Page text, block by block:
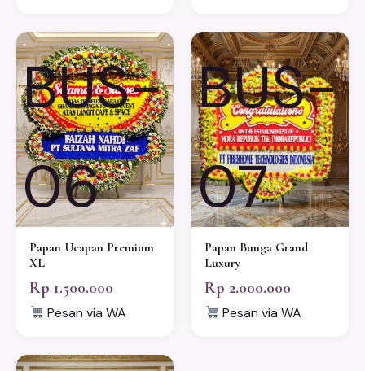
BUS-
06
Papan Ucapan Premium
XL
Rp 1.500.000
Pesan via WA
BUS-
07
Papan Bunga Grand
Luxury
Rp 2.000.000
Pesan via WA